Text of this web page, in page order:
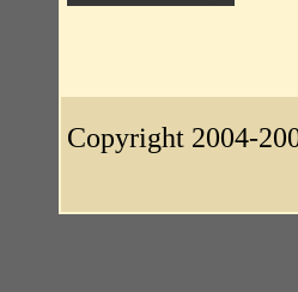
Copyright 2004-